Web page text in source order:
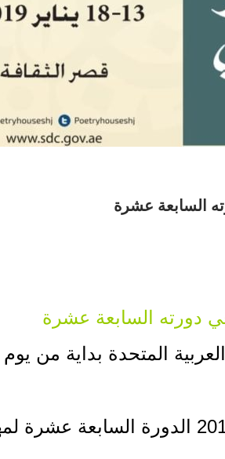
السابعة عشرة
دورته السابعة عشرة
الى غاية يوم السبت 19 جانفي 2019 الدورة